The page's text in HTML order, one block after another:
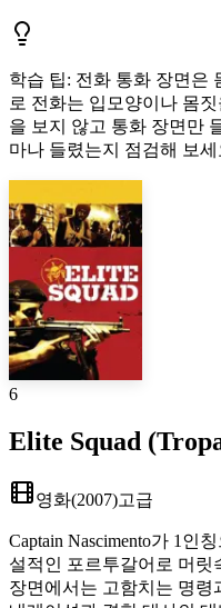
학습 팁: 전화 통화 장면은
로 전화는 입모양이나 몸
을 보지 않고 통화 장면만
마나 들렸는지 점검해 보세
6
Elite Squad
영화(2007)고급
Captain Nascimento가 1인
설적인 포르투갈어로 머릿
장면에서는 고함치는 명